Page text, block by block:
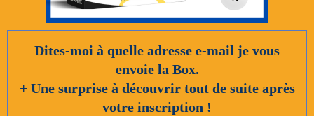
Dites-moi à quelle adresse e-mail je vous
envoie la Box.
+ Une surprise à découvrir tout de suite après
votre inscription !